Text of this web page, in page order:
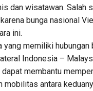
dan wisatawan. Salah
bunga nasional
ini.
yang memiliki hubungan
Indonesia –
membantu
mobilitas antara